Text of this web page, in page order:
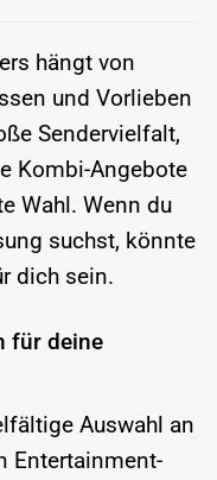
hängt von
und Vorlieben
Sendervielfalt,
Kombi-Angebote
Wahl. Wenn du
suchst, könnte
dich sein.
für deine
Auswahl an
Entertainment-